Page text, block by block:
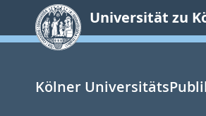
springen
Universität zu
Kölner